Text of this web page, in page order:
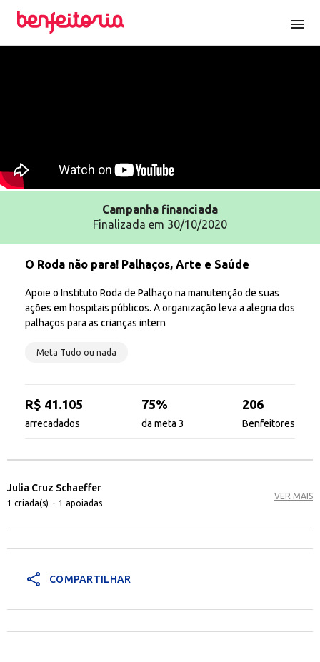
menu
Campanha financiada
Finalizada em 30/10/2020
O Roda não para! Palhaços, Arte e Saúde
Apoie o Instituto Roda de Palhaço na manutenção de suas
ações em hospitais públicos. A organização leva a alegria dos
palhaços para as crianças intern
Meta Tudo ou nada
R$ 41.105
arrecadados
75%
da meta 3
206
Benfeitores
Julia Cruz Schaeffer
1 criada(s) - 1 apoiadas
VER MAIS
share COMPARTILHAR